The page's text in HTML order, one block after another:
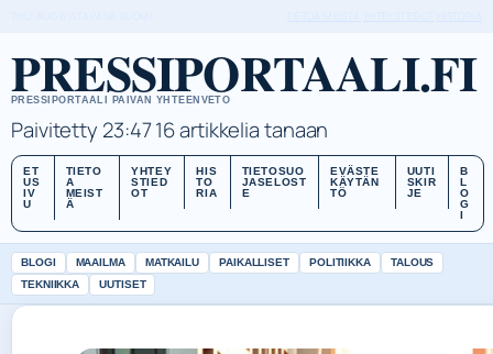
PRESSIPORTAALI.FI
PRESSIPORTAALI PAIVAN YHTEENVETO
Paivitetty 23:4716 artikkelia tanaan
ET
US
IV
U
TIETO
A
MEIST
Ä
YHTEY
STIED
OT
HIS
TO
RIA
TIETOSUO
JASELOST
E
EVÄSTE
KÄYTÄN
TÖ
UUTI
SKIR
JE
B
L
O
G
I
BLOGI MAAILMA MATKAILU PAIKALLISET POLITIIKKA
TALOUS
TEKNIIKKA
UUTISET